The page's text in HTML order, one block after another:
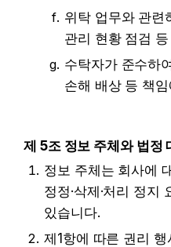
위탁 업무와 관련
관리 현황 점검
수탁자가 준수하
손해 배상 등 책
제 5조 정보 주체와 법정
정보 주체는 회사에
정정·삭제·처리 정지
있습니다.
제1항에 따른 권리